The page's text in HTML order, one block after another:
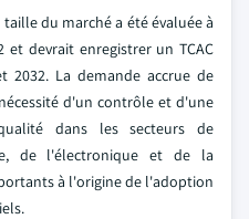
du marché a été évaluée à
devrait enregistrer un TCAC
2032. La demande accrue de
d'un contrôle et d'une
dans les secteurs de
de l'électronique et de la
à l'origine de l'adoption